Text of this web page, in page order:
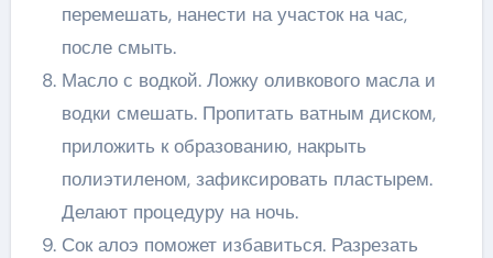
перемешать, нанести на участок на час,
после смыть.
Масло с водкой. Ложку оливкового масла и
водки смешать. Пропитать ватным диском,
приложить к образованию, накрыть
полиэтиленом, зафиксировать пластырем.
Делают процедуру на ночь.
Сок алоэ поможет избавиться. Разрезать